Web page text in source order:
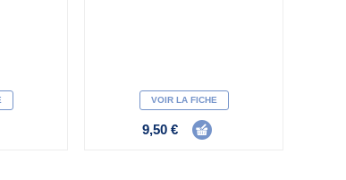
VOIR LA FICHE
9,50 €